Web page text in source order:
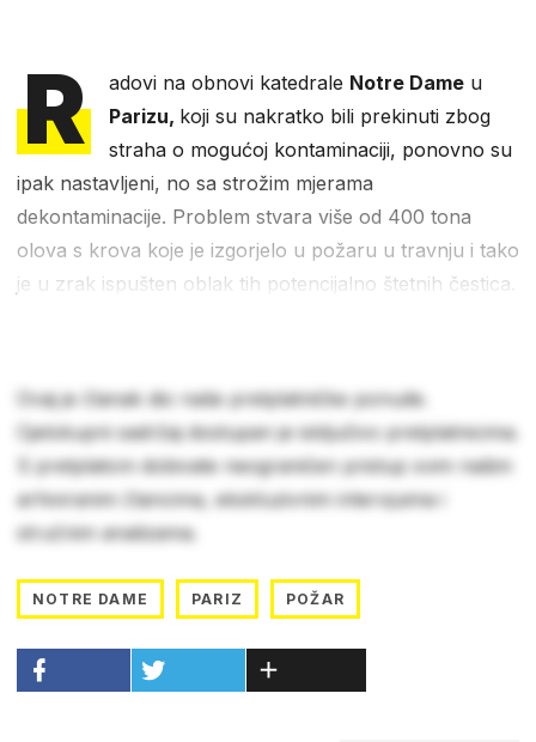
R adovi na obnovi katedrale Notre Dame u
Parizu, koji su nakratko bili prekinuti zbog
straha o mogućoj kontaminaciji, ponovno su
ipak nastavljeni, no sa strožim mjerama
dekontaminacije. Problem stvara više od 400 tona
olova s krova koje je izgorjelo u požaru u travnju i tako
je u zrak ispušten oblak tih potencijalno štetnih čestica.
Ovaj je članak dio naše pretplatničke ponude.
Cjelokupni sadržaj dostupan je isključivo pretplatnicima.
S pretplatom dobivate neograničen pristup svim našim
arhiviranim člancima, ekskluzivnim intervjuima i
stručnim analizama.
NOTRE DAME PARIZ POŽAR